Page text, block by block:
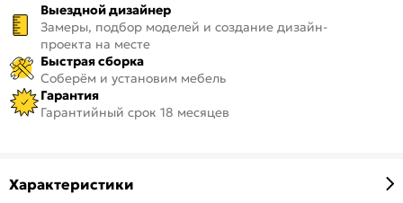
Выездной дизайнер
Замеры, подбор моделей и создание дизайн-
проекта на месте
Быстрая сборка
Соберём и установим мебель
Гарантия
Гарантийный срок 18 месяцев
Характеристики